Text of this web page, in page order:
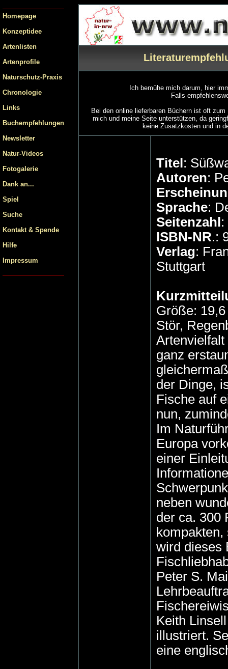
Homepage
Konzeptidee
Artenlisten
Artenprofile
Naturschutz-Praxis
Chronologie
Links
Buchempfehlungen
Newsletter
Natur-Videos
Fotogalerie
Dank an...
Spiel
Suche
Kontakt & Spende
Hilfe
Impressum
Ich bemühe mich darum, hier
Falls
Bei den online lieferbaren Büchern ist oft
mich und meine Seite unterstützen, da
keine Zusatzkosten und in
Titel :
Autoren:
Sprache:
Seitenzahl :
ISBN-NR.:
Verlag:
Stuttgart
Größe:
Stör,
ganz
der Dinge,
Fische auf
nun,
Im
Europa
einer
neben
der ca. 300
wird dieses
Peter S.
Keith
illustriert.
eine